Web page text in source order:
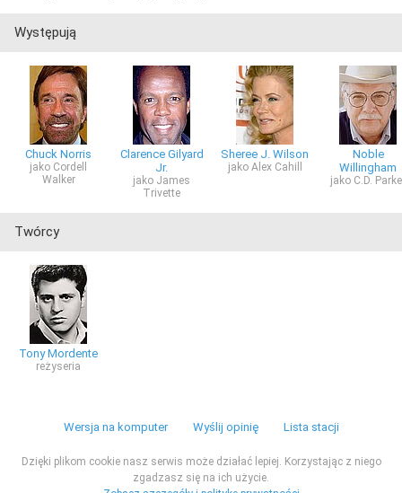
Występują
Chuck Norris
jako Cordell
Walker
Clarence Gilyard
Jr.
jako James
Trivette
Sheree J. Wilson
jako Alex Cahill
Noble
Willingham
jako C.D.
Twórcy
Tony Mordente
reżyseria
Wersja na komputer Wyślij opinię Lista stacji
Dzięki plikom cookie nasz serwis może działać lepiej. Korzystając z niego
zgadzasz się na ich użycie.